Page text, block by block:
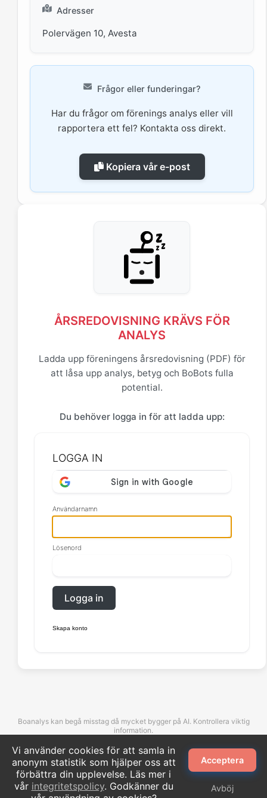
Vi använder cookies för att samla in
anonym statistik som hjälper oss att
förbättra din upplevelse. Läs mer i
vår integritetspolicy. Godkänner du
Acceptera
Avböj
Adresser
Polervägen 10, Avesta
Frågor eller funderingar?
Har du frågor om förenings analys eller vill
rapportera ett fel? Kontakta oss direkt.
Kopiera vår e-post
ÅRSREDOVISNING KRÄVS FÖR
ANALYS
Ladda upp föreningens årsredovisning (PDF) för
att låsa upp analys, betyg och BoBots fulla
potential.
Du behöver logga in för att ladda upp:
LOGGA IN
Användarnamn
Lösenord
Logga in
Skapa konto
Boanalys kan begå misstag då mycket bygger på AI. Kontrollera viktig
information.
©Boanalys. All rights reserved.
Kontakta oss